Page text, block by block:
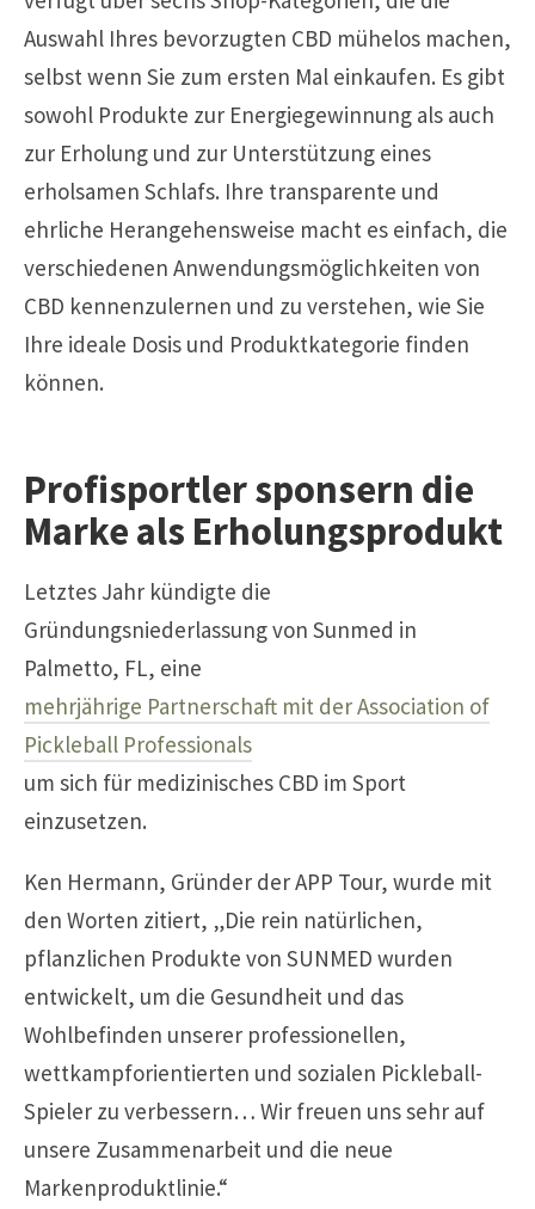
Auswahl Ihres bevorzugten CBD mühelos machen,
selbst wenn Sie zum ersten Mal einkaufen. Es gibt
sowohl Produkte zur Energiegewinnung als auch
zur Erholung und zur Unterstützung eines
erholsamen Schlafs. Ihre transparente und
ehrliche Herangehensweise macht es einfach, die
verschiedenen Anwendungsmöglichkeiten von
CBD kennenzulernen und zu verstehen, wie Sie
Ihre ideale Dosis und Produktkategorie finden
können.
Profisportler sponsern die
Marke als Erholungsprodukt
Letztes Jahr kündigte die
Gründungsniederlassung von Sunmed in
Palmetto, FL, eine
mehrjährige Partnerschaft mit der Association of
Pickleball Professionals
um sich für medizinisches CBD im Sport
einzusetzen.
Ken Hermann, Gründer der APP Tour, wurde mit
den Worten zitiert, „Die rein natürlichen,
pflanzlichen Produkte von SUNMED wurden
entwickelt, um die Gesundheit und das
Wohlbefinden unserer professionellen,
wettkampforientierten und sozialen Pickleball-
Spieler zu verbessern… Wir freuen uns sehr auf
unsere Zusammenarbeit und die neue
Markenproduktlinie.“